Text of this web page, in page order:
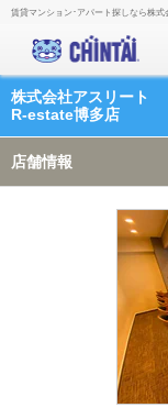
株式会社アスリート
R-estate博多店
店舗情報